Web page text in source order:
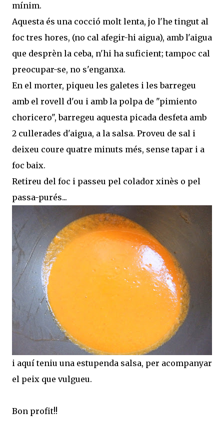
mínim.
Aquesta és una cocció molt lenta, jo l'he tingut al
foc tres hores, (no cal afegir-hi aigua), amb l'aigua
que desprèn la ceba, n'hi ha suficient; tampoc cal
preocupar-se, no s'enganxa.
En el morter, piqueu les galetes i les barregeu
amb el rovell d'ou i amb la polpa de "pimiento
choricero", barregeu aquesta picada desfeta amb
2 cullerades d'aigua, a la salsa. Proveu de sal i
deixeu coure quatre minuts més, sense tapar i a
foc baix.
Retireu del foc i passeu pel colador xinès o pel
passa-purés...
i aquí teniu una estupenda salsa, per acompanyar
el peix que vulgueu.
Bon profit!!